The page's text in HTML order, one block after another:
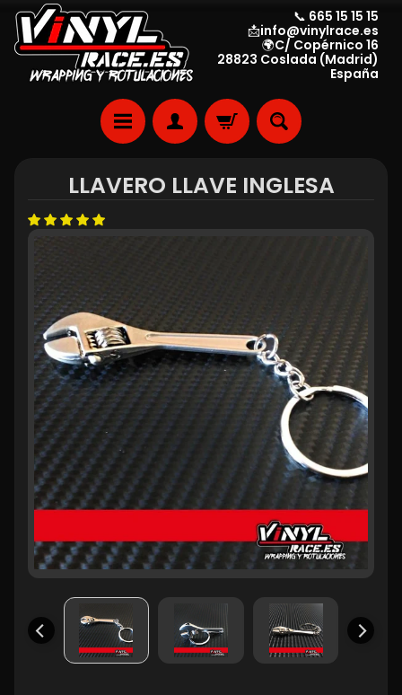
📞 665 15 15 15
📩info@vinylrace.es
🌍C/ Copérnico 16
28823 Coslada (Madrid)
España
LLAVERO LLAVE INGLESA